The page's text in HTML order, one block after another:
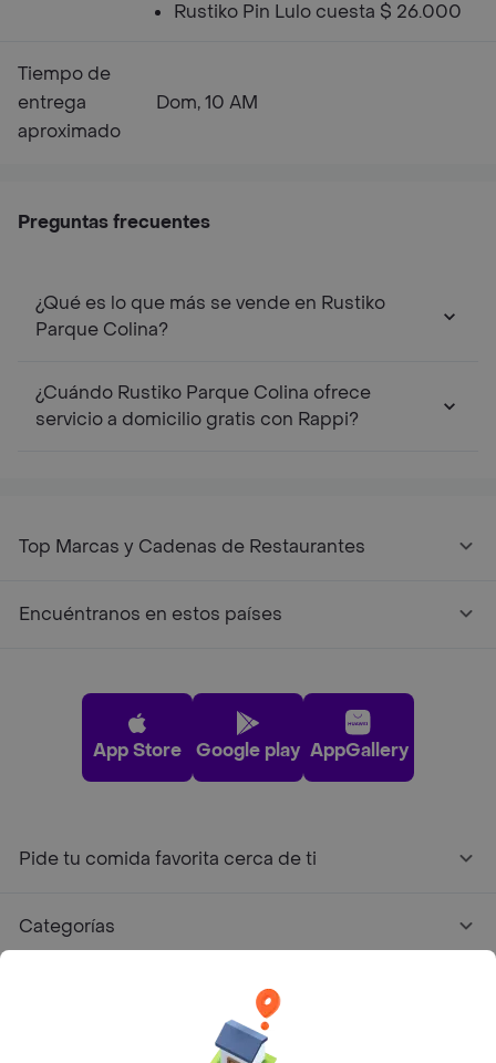
Rustiko Pin Lulo cuesta $ 26.000
Tiempo de
entrega
aproximado
Dom, 10 AM
Preguntas frecuentes
¿Qué es lo que más se vende en Rustiko
Parque Colina?
¿Cuándo Rustiko Parque Colina ofrece
servicio a domicilio gratis con Rappi?
Top Marcas y Cadenas de Restaurantes
Encuéntranos en estos países
App Store Google play AppGallery
Pide tu comida favorita cerca de ti
Categorías